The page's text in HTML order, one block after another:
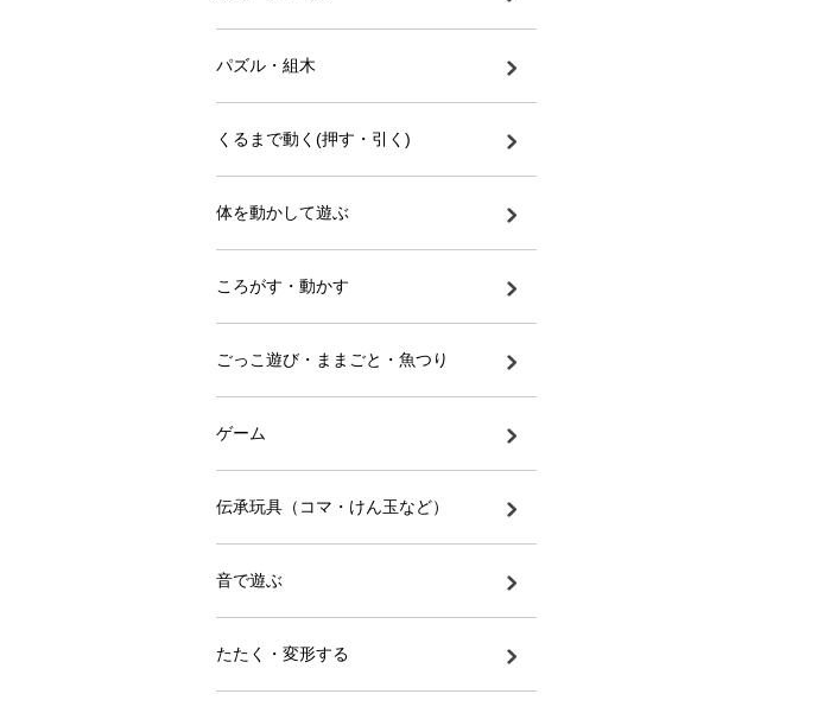
パズル・組木
くるまで動く(押す・引く)
体を動かして遊ぶ
ころがす・動かす
ごっこ遊び・ままごと・魚つり
ゲーム
伝承玩具（コマ・けん玉など）
音で遊ぶ
たたく・変形する